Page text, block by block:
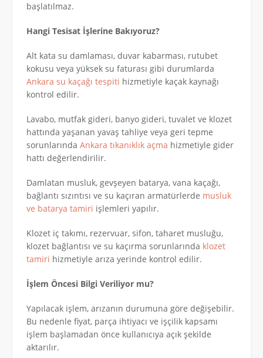
başlatılmaz.
Hangi Tesisat İşlerine Bakıyoruz?
Alt kata su damlaması, duvar kabarması, rutubet
kokusu veya yüksek su faturası gibi durumlarda
Ankara su kaçağı tespiti hizmetiyle kaçak kaynağı
kontrol edilir.
Lavabo, mutfak gideri, banyo gideri, tuvalet ve klozet
hattında yaşanan yavaş tahliye veya geri tepme
sorunlarında Ankara tıkanıklık açma hizmetiyle gider
hattı değerlendirilir.
Damlatan musluk, gevşeyen batarya, vana kaçağı,
bağlantı sızıntısı ve su kaçıran armatürlerde musluk
ve batarya tamiri işlemleri yapılır.
Klozet iç takımı, rezervuar, sifon, taharet musluğu,
klozet bağlantısı ve su kaçırma sorunlarında klozet
tamiri hizmetiyle arıza yerinde kontrol edilir.
İşlem Öncesi Bilgi Veriliyor mu?
Yapılacak işlem, arızanın durumuna göre değişebilir.
Bu nedenle fiyat, parça ihtiyacı ve işçilik kapsamı
işlem başlamadan önce kullanıcıya açık şekilde
aktarılır.